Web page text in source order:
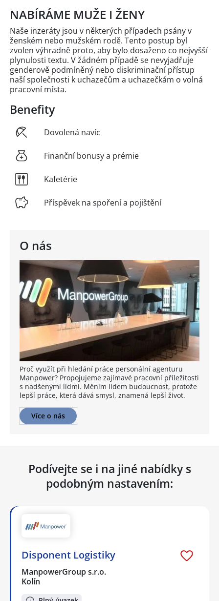
O nás
Proč využít při hledání práce personální agenturu
Manpower? Propojujeme zajímavé pracovní příležitosti
s nadšenými lidmi. Měním lidem budoucnost, protože
lepší práce, která dává smysl, znamená lepší život.
Více o nás
NABÍRÁME MUŽE I ŽENY
Naše inzeráty jsou v některých případech psány v
ženském nebo mužském rodě. Tento postup byl
zvolen výhradně proto, aby bylo dosaženo co nejvyšší
plynulosti textu. V žádném případě se nevyjadřuje
genderově podmíněný nebo diskriminační přístup
naší společnosti k uchazečům a uchazečkám o volná
pracovní místa.
Benefity
Dovolená navíc
Finanční bonusy a prémie
Kafetérie
Příspěvek na spoření a pojištění
Podívejte se i na jiné nabídky s
podobným nastavením:
Disponent Logistiky
ManpowerGroup s.r.o.
Kolín